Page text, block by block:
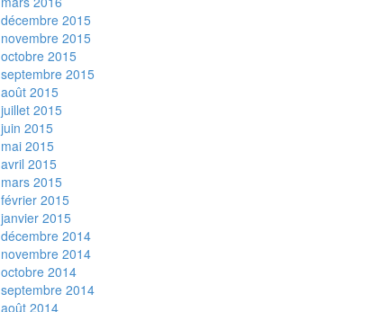
décembre 2015
novembre 2015
octobre 2015
septembre 2015
août 2015
juillet 2015
juin 2015
mai 2015
avril 2015
mars 2015
février 2015
janvier 2015
décembre 2014
novembre 2014
octobre 2014
septembre 2014
août 2014